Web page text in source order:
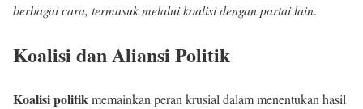
berbagai cara, termasuk melalui koalisi dengan partai lain.
Koalisi dan Aliansi Politik
Koalisi politik memainkan peran krusial dalam menentukan hasil